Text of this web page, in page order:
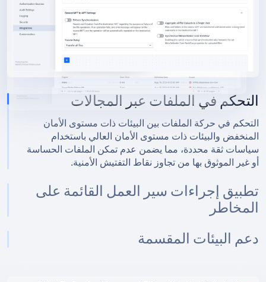
التحكم في الملفات عبر المجالات
التحكم في حركة الملفات بين البيئات ذات مستوى الأمان
المنخفض والبيئات ذات مستوى الأمان العالي باستخدام
سياسات ثقة محددة، مما يضمن عدم تمكن الملفات الحساسة
أو غير الموثوق بها من تجاوز نقاط التفتيش الأمنية.
تطبيق إجراءات سير العمل القائمة على
المخاطر
دعم البيئات المقسمة